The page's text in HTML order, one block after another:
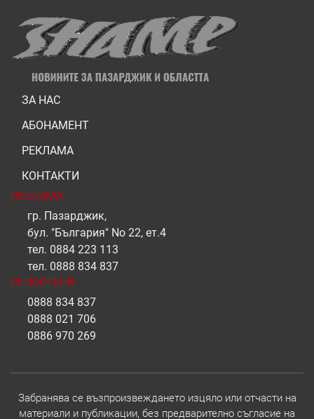
ЗА НАС
АБОНАМЕНТ
РЕКЛАМА
КОНТАКТИ
РЕКЛАМА
гр. Пазарджик,
бул. "България" No 22, ет.4
тел. 0884 223 113
тел. 0888 834 837
РЕПОРТЕРИ
0888 834 837
0888 021 706
0886 970 269
Забранява се възпроизвеждането изцяло или отчасти на
материали и публикации, без предварително съгласие на